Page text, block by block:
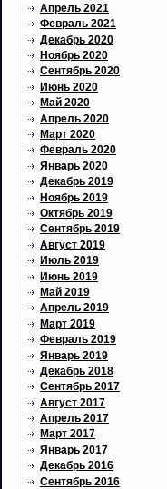
Апрель 2021
Февраль 2021
Декабрь 2020
Ноябрь 2020
Сентябрь 2020
Июнь 2020
Май 2020
Апрель 2020
Март 2020
Февраль 2020
Январь 2020
Декабрь 2019
Ноябрь 2019
Октябрь 2019
Сентябрь 2019
Август 2019
Июль 2019
Июнь 2019
Май 2019
Апрель 2019
Март 2019
Февраль 2019
Январь 2019
Декабрь 2018
Сентябрь 2017
Август 2017
Апрель 2017
Март 2017
Январь 2017
Декабрь 2016
Сентябрь 2016